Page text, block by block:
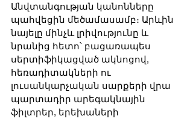
Անվտանգության կանոնները
պահվեցին մեծամասամբ։ Արևին
նայելը մինչև լրիվությունը և
նրանից հետո՝ բացառապես
սերտիֆիկացված ակնոցով,
հեռադիտակների ու
լուսանկարչական սարքերի վրա
պարտադիր արեգակնային
ֆիլտրեր, երեխաների